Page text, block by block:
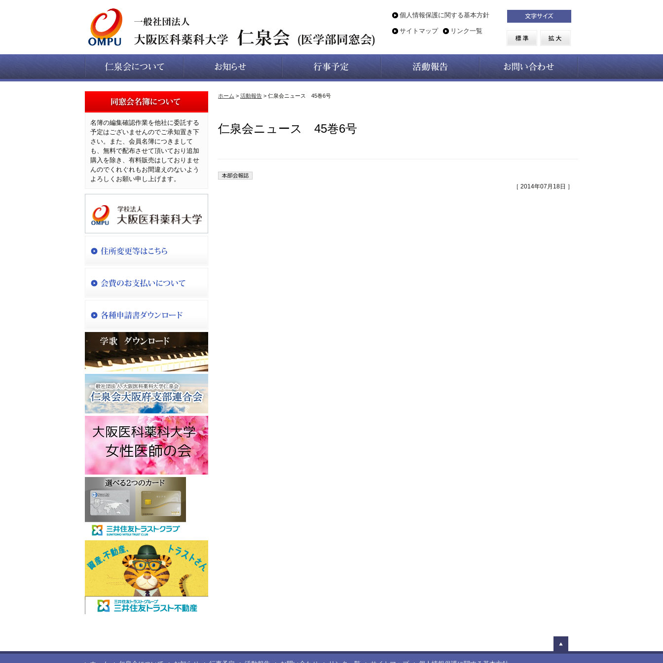
個人情報保護に関する基本方針
サイトマップ リンク一覧
ホーム > 活動報告 > 仁泉会ニュース 45巻6号
仁泉会ニュース 45巻6号
［ 2014年07月18日 ］
名簿の編集確認作業を他社に委託する
予定はございませんのでご承知置き下
さい。また、会員名簿につきまして
も、無料で配布させて頂いており追加
購入を除き、有料販売はしておりませ
んのでくれぐれもお間違えのないよう
よろしくお願い申し上げます。